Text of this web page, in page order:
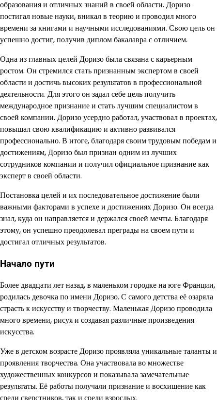
образования и отличных знаний в своей области. Доризо
постигал новые науки, вникал в теорию и проводил много
времени за книгами и научными исследованиями. Свою цель он
успешно достиг, получив диплом бакалавра с отличием.
Одна из главных целей Доризо была связана с карьерным
ростом. Он стремился стать признанным экспертом в своей
области и достичь высоких результатов в профессиональной
деятельности. Для этого он задал себе цель получить
международное признание и стать лучшим специалистом в
своей компании. Доризо усердно работал, участвовал в проектах,
повышал свою квалификацию и активно развивался
профессионально. В итоге, благодаря своим трудовым победам и
достижениям, Доризо был признан одним из лучших
сотрудников компании и получил официальное признание как
эксперт в своей области.
Постановка целей и их последовательное достижение были
важными факторами в успехе и достижениях Доризо. Он всегда
знал, куда он направляется и держался своей мечты. Благодаря
этому, он успешно преодолевал преграды на своем пути и
достигал отличных результатов.
Начало пути
Более двадцати лет назад, в маленьком городке на юге Франции,
родилась девочка по имени Доризо. С самого детства её озаряла
страсть к искусству и творчеству. Маленькая Доризо проводила
много времени, рисуя и создавая различные произведения
искусства.
Уже в детском возрасте Доризо проявляла уникальные таланты и
проявления творчества. Она участвовала во множестве
художественных конкурсов и показывала замечательные
результаты. Её работы получали признание и восхищение как